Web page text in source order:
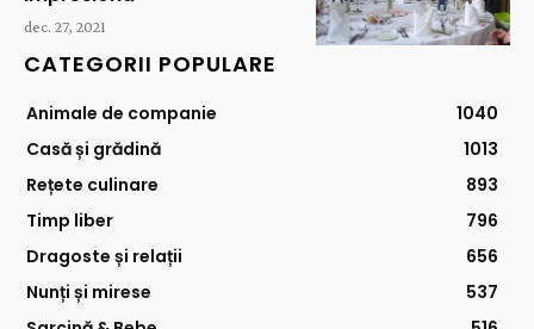
dec. 27, 2021
CATEGORII POPULARE
Animale de companie
1040
Casă și grădină
1013
Rețete culinare
893
Timp liber
796
Dragoste și relații
656
Nunți și mirese
537